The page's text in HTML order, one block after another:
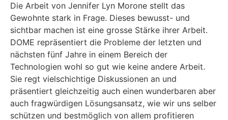
Die Arbeit von Jennifer Lyn Morone stellt das
Gewohnte stark in Frage. Dieses bewusst- und
sichtbar machen ist eine grosse Stärke ihrer Arbeit.
DOME repräsentiert die Probleme der letzten und
nächsten fünf Jahre in einem Bereich der
Technologien wohl so gut wie keine andere Arbeit.
Sie regt vielschichtige Diskussionen an und
präsentiert gleichzeitig auch einen wunderbaren aber
auch fragwürdigen Lösungsansatz, wie wir uns selber
schützen und bestmöglich von allem profitieren